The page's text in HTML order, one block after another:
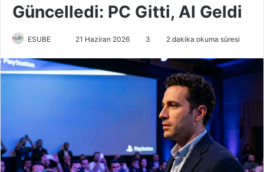
Güncelledi: PC Gitti, AI Geldi
ESUBE
r
e
t
a
21 Haziran 2026 3 2 dakika okuma süresi